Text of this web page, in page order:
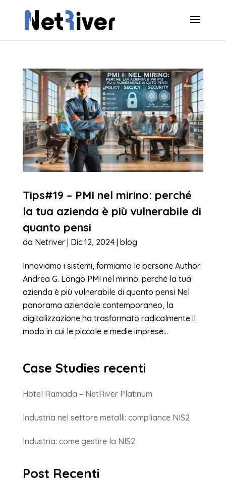
Tips#19 – PMI nel mirino: perché
la tua azienda è più vulnerabile di
quanto pensi
da Netriver| Dic 12, 2024| blog
Innoviamo i sistemi, formiamo le persone Author:
Andrea G. Longo PMI nel mirino: perché la tua
azienda è più vulnerabile di quanto pensi Nel
panorama aziendale contemporaneo, la
digitalizzazione ha trasformato radicalmente il
modo in cui le piccole e medie imprese...
Case Studies recenti
Hotel Ramada – NetRiver Platinum
Industria nel settore metalli: compliance NIS2
Industria: come gestire la NIS2
Post Recenti